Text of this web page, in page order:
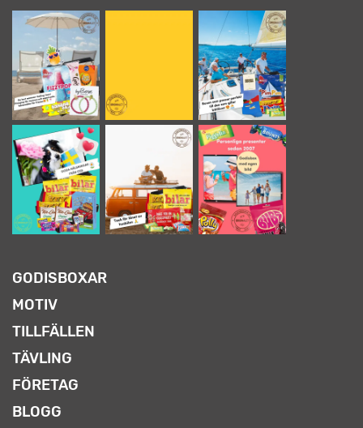
GODISBOXAR
MOTIV
TILLFÄLLEN
TÄVLING
FÖRETAG
BLOGG